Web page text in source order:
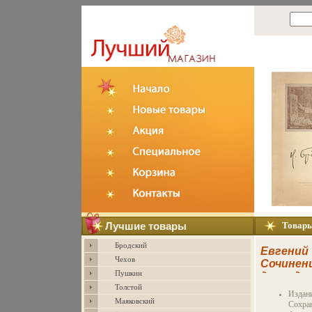
Лучшие товары
Бродский
Чехов
Пушкин
Толстой
Маяковский
Евгений
Серия: